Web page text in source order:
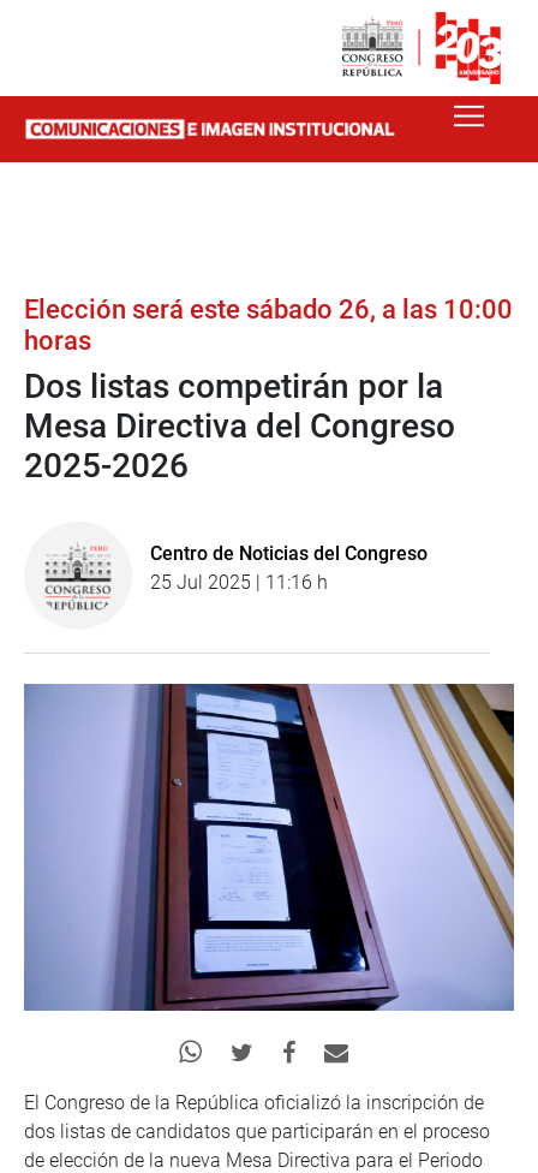
Elección será este sábado 26, a las 10:00
horas
Dos listas competirán por la
Mesa Directiva del Congreso
2025-2026
Centro de Noticias del Congreso
25 Jul 2025 | 11:16 h
El Congreso de la República oficializó la inscripción de
dos listas de candidatos que participarán en el proceso
de elección de la nueva Mesa Directiva para el Periodo